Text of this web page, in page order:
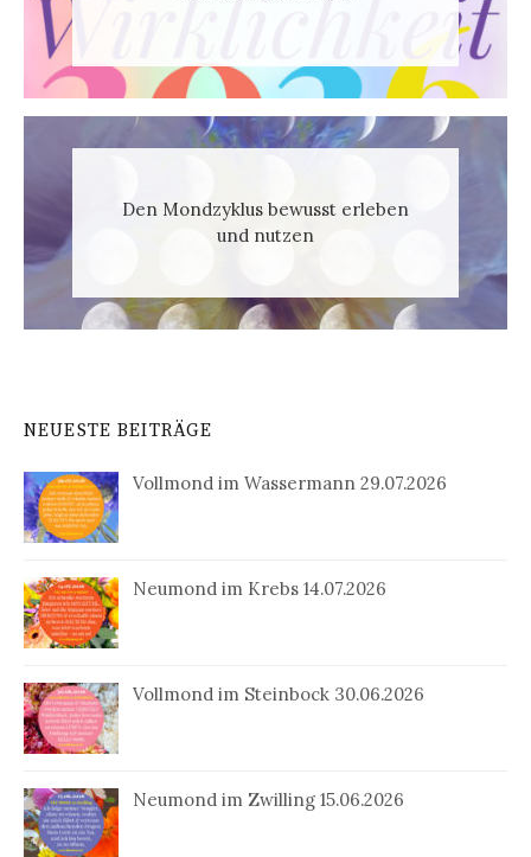
Den Mondzyklus bewusst erleben
und nutzen
NEUESTE BEITRÄGE
Vollmond im Wassermann 29.07.2026
Neumond im Krebs 14.07.2026
Vollmond im Steinbock 30.06.2026
Neumond im Zwilling 15.06.2026